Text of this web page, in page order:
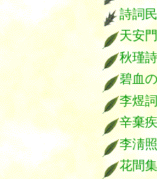
詩詞
天安
秋瑾
碧血
李煜詞
辛棄
李淸
花間集